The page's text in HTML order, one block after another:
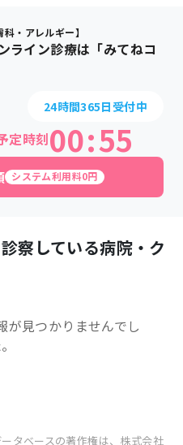
科・アレルギー】
ライン診療は「みてねコ
24時間365日受付中
定時刻00:55
システム利用料0円
察している病院・ク
が見つかりませんでし
タベースの著作権は、株式会社